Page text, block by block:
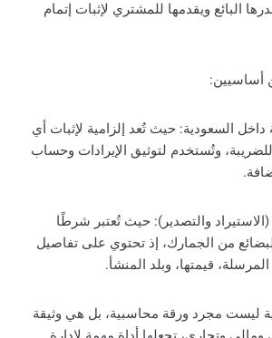
البائع ويقدمها للمشتري لإثبات إتمام
أساسيين:
داخل السعودية: حيث تُعد إلزامية لإثبات أي
وتُستخدم لتوثيق الإيرادات وحساب
(الاستيراد والتصدير): حيث تُعتبر شرطًا
من الجمارك، إذ تحتوي على تفاصيل
قيمتها، وبلد المنشأ.
ليست مجرد ورقة محاسبية، بل هي وثيقة